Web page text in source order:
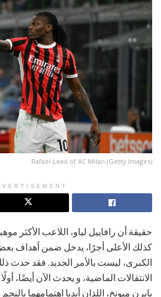
Rafael Leao of AC Milan (Getty Images)
حقيقة أن رافاييل لياو، اللاعب الأكثر
كذلك الأعلى أجرًا، يدخل ضمن أهداف بعض
الكبرى، ليست بالأمر الجديد. فقد
الانتقالات الماضية، و يحدث الآن أيضًا،
بايرن ميونخ، اللذان أبديا اهتمامهما